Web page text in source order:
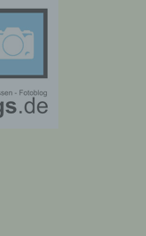
auf
Systeme
Daten und
auf
werden